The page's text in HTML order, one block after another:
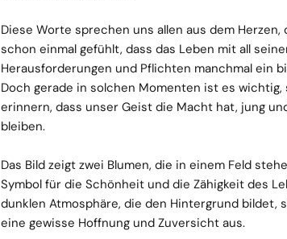
Diese Worte sprechen uns allen aus dem
schon einmal gefühlt, dass das Leben mit all
Herausforderungen und Pflichten manchmal ein
Doch gerade in solchen Momenten ist es wichtig,
erinnern, dass unser Geist die Macht hat, jung
bleiben.
Das Bild zeigt zwei Blumen, die in einem Feld
Symbol für die Schönheit und die Zähigkeit des
dunklen Atmosphäre, die den Hintergrund bildet,
eine gewisse Hoffnung und Zuversicht aus.